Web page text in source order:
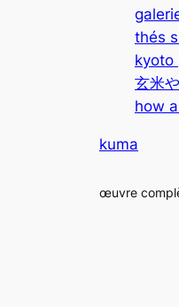
thés
kyoto
玄米
how
kuma
œuvre